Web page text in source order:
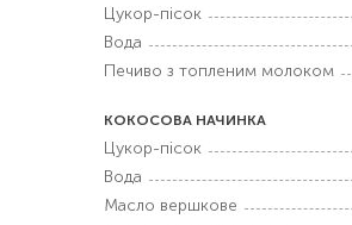
Цукор-пісок
Вода
Печиво з топленим молоком
КОКОСОВА НАЧИНКА
Цукор-пісок
Вода
Масло вершкове